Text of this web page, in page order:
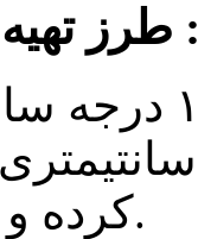
طرز تهیه پانفورته :
گرم کنید. یک قالب کمربندی ۹
کرده و بپوشانید.